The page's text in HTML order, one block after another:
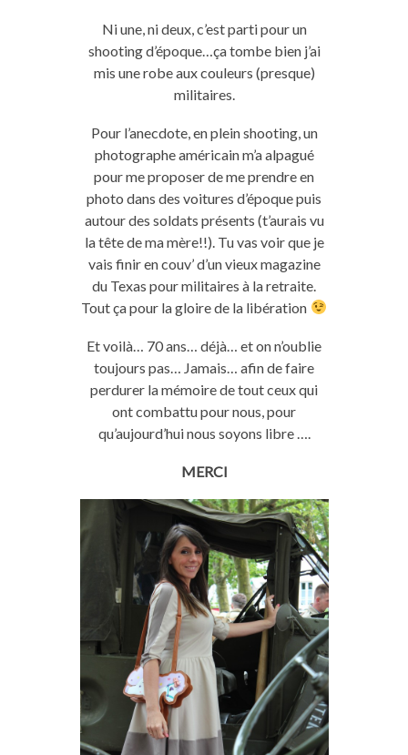
Ni une, ni deux, c’est parti pour un
shooting d’époque…ça tombe bien j’ai
mis une robe aux couleurs (presque)
militaires.
Pour l’anecdote, en plein shooting, un
photographe américain m’a alpagué
pour me proposer de me prendre en
photo dans des voitures d’époque puis
autour des soldats présents (t’aurais vu
la tête de ma mère!!). Tu vas voir que je
vais finir en couv’ d’un vieux magazine
du Texas pour militaires à la retraite.
Tout ça pour la gloire de la libération
Et voilà… 70 ans… déjà… et on n’oublie
toujours pas… Jamais… afin de faire
perdurer la mémoire de tout ceux qui
ont combattu pour nous, pour
qu’aujourd’hui nous soyons libre ….
MERCI